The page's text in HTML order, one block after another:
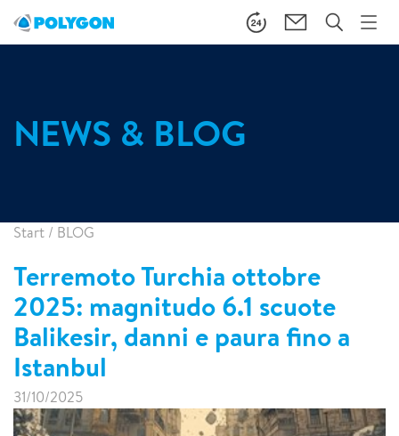
NEWS & BLOG
Start / BLOG
Terremoto Turchia ottobre
2025: magnitudo 6.1 scuote
Balikesir, danni e paura fino a
Istanbul
31/10/2025